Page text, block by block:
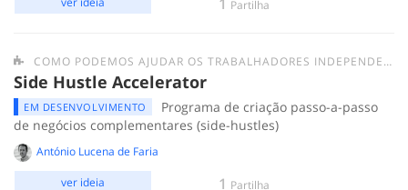
Partilha
COMO PODEMOS AJUDAR OS TRABALHADORES INDEPENDENTES?
Side Hustle Accelerator
EM DESENVOLVIMENTO
Programa de criação passo-a-passo
de negócios complementares (side-hustles)
António Lucena de Faria
1 Partilha
ver ideia